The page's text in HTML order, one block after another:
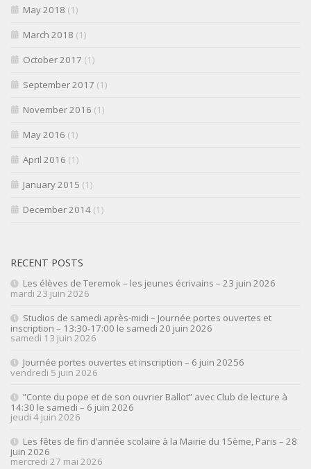
May 2018 (1)
March 2018 (1)
October 2017 (1)
September 2017 (1)
November 2016 (1)
May 2016 (1)
April 2016 (1)
January 2015 (1)
December 2014 (1)
RECENT POSTS
Les élèves de Teremok – les jeunes écrivains – 23 juin 2026
mardi 23 juin 2026
Studios de samedi après-midi – Journée portes ouvertes et
inscription – 13:30-17:00 le samedi 20 juin 2026
samedi 13 juin 2026
Journée portes ouvertes et inscription – 6 juin 20256
vendredi 5 juin 2026
”Conte du pope et de son ouvrier Ballot” avec Club de lecture à
14:30 le samedi – 6 juin 2026
jeudi 4 juin 2026
Les fêtes de fin d’année scolaire à la Mairie du 15ème, Paris – 28
juin 2026
mercredi 27 mai 2026